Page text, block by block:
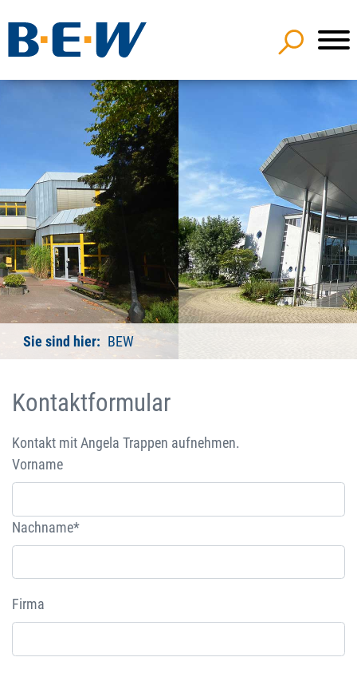
Sie sind hier: BEW
Kontaktformular
Kontakt mit Angela Trappen aufnehmen.
Vorname
Nachname*
Firma